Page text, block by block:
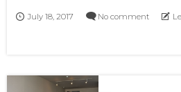
July 18 ,2017 No comment